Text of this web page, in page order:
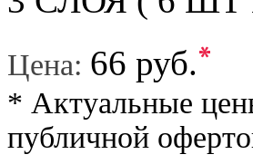
Цена: 66 руб.*
* Актуальные
публичной